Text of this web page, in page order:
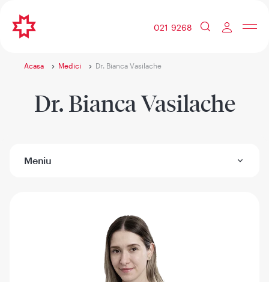
021 9268
Acasa Medici Dr. Bianca Vasilache
Dr. Bianca Vasilache
Meniu